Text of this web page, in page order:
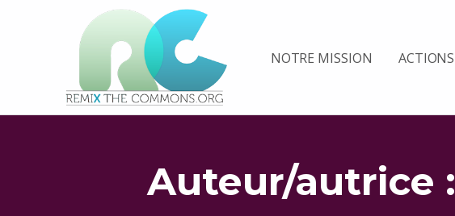
PLATEFORME MULTIMÉDIA OUVERTE ET COLLABORATIVE SUR LES COMMUNS NOTRE MISSION ACTIONS
Auteur/autrice :